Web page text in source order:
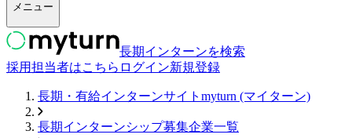
メニュー
長期インターンを検索
採用担当者はこちら ログイン新規登録
長期・有給インターンサイトmyturn (マイターン)
長期インターンシップ募集企業一覧